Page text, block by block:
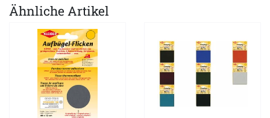
Ähnliche Artikel